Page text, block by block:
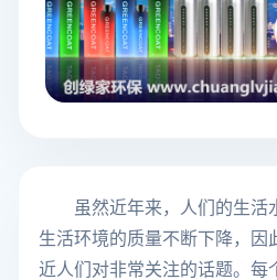
虽然近年来，人们的生活
生活环境的质量不断下降，因
近人们对非常关注的话题。每